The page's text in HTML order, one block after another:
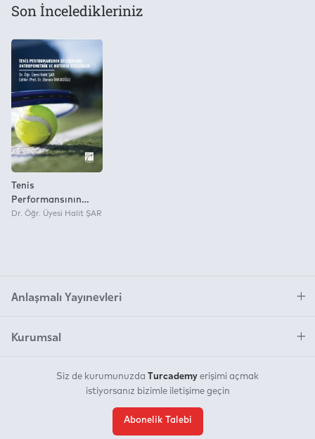
Son İnceledikleriniz
Tenis
Performansının
Bileşenleri:
Dr. Öğr. Üyesi Halit ŞAR
Anlaşmalı Yayınevleri
Kurumsal
Siz de kurumunuzda Turcademy erişimi açmak
istiyorsanız bizimle iletişime geçin
Abonelik Talebi